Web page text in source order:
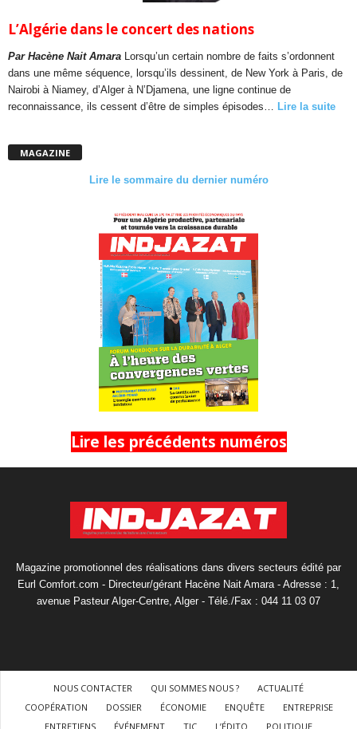
L’Algérie dans le concert des nations
Par Hacène Nait Amara
Lorsqu’un certain nombre de faits s’ordonnent
dans une même séquence, lorsqu’ils dessinent, de New York à Paris, de
Nairobi à Niamey, d’Alger à N’Djamena, une ligne continue de
reconnaissance, ils cessent d’être de simples épisodes…
Lire la suite
MAGAZINE
Lire le sommaire du dernier numéro
Lire les précédents numéros
Magazine promotionnel des réalisations dans divers secteurs édité par
Eurl Comfort.com - Directeur/gérant Hacène Nait Amara - Adresse : 1,
avenue Pasteur Alger-Centre, Alger - Télé./Fax : 044 11 03 07
NOUS CONTACTER QUI SOMMES NOUS ?
ACTUALITÉ
COOPÉRATION
DOSSIER ÉCONOMIE ENQUÊTE
ENTREPRISE
ENTRETIENS
ÉVÉNEMENT TIC L’ÉDITO POLITIQUE